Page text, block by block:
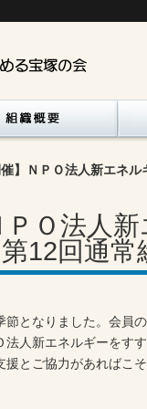
】ＮＰＯ法人新エネ
Ｏ法人
12回通常
となりました。会員
人新エネルギーをす
とご協力があればこ